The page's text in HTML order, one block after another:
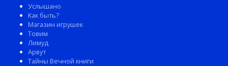
Услышано
Как быть?
Магазин игрушек
Товим
Лимуд
Арвут
Тайны Вечной книги